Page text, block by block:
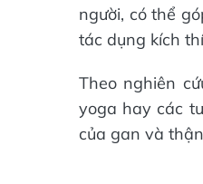
người, có thể
tác dụng kích
Theo nghiên
yoga hay các
của gan và